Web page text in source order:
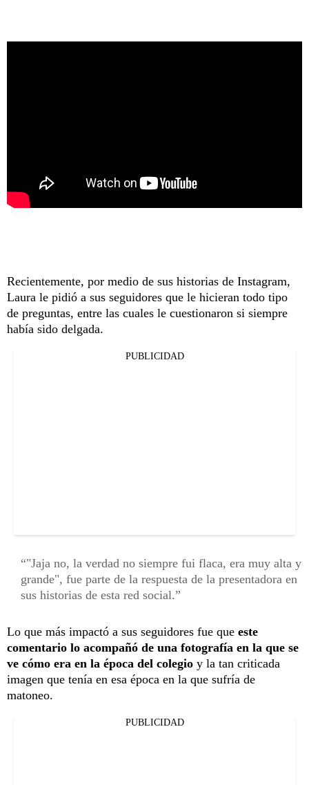
Recientemente, por medio de sus historias de Instagram,
Laura le pidió a sus seguidores que le hicieran todo tipo
de preguntas, entre las cuales le cuestionaron si siempre
había sido delgada.
PUBLICIDAD
"Jaja no, la verdad no siempre fui flaca, era muy alta y
grande", fue parte de la respuesta de la presentadora en
sus historias de esta red social.
Lo que más impactó a sus seguidores fue que este
comentario lo acompañó de una fotografía en la que se
ve cómo era en la época del colegio y la tan criticada
imagen que tenía en esa época en la que sufría de
matoneo.
PUBLICIDAD